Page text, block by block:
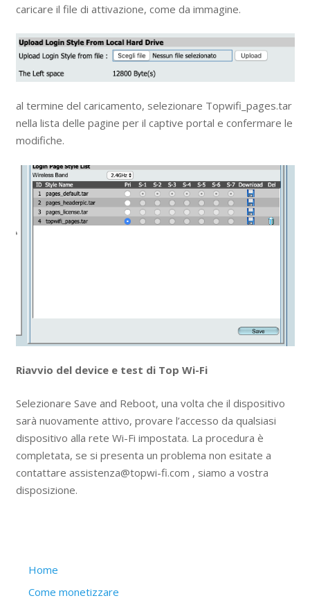
caricare il file di attivazione, come da immagine.
al termine del caricamento, selezionare Topwifi_pages.tar
nella lista delle pagine per il captive portal e confermare le
modifiche.
Riavvio del device e test di Top Wi-Fi
Selezionare Save and Reboot, una volta che il dispositivo
sarà nuovamente attivo, provare l’accesso da qualsiasi
dispositivo alla rete Wi-Fi impostata. La procedura è
completata, se si presenta un problema non esitate a
contattare assistenza@topwi-fi.com , siamo a vostra
disposizione.
Home
Come monetizzare